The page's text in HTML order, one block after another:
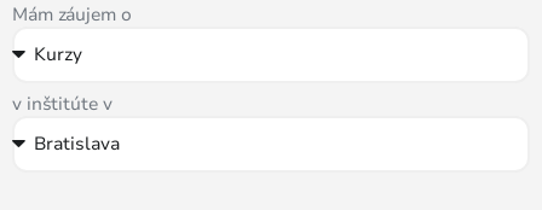
Mám záujem o
v inštitúte v